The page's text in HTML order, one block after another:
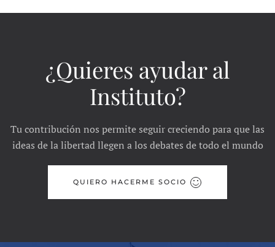
entradas
¿Quieres ayudar al
Instituto?
Tu contribución nos permite seguir creciendo para que las
ideas de la libertad llegen a los debates de todo el mundo
QUIERO HACERME SOCIO